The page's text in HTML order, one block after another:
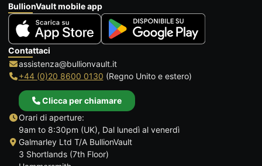
BullionVault mobile app
Contattaci
assistenza@bullionvault.it
+44 (0)20 8600 0130 (Regno Unito e estero)
Clicca per chiamare
Orari di aperture:
9am to 8:30pm (UK), Dal lunedì al venerdì
Galmarley Ltd T/A BullionVault
3 Shortlands (7th Floor)